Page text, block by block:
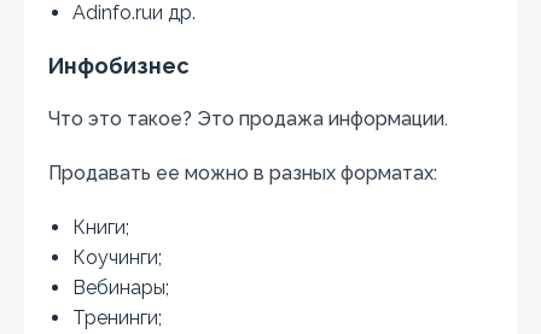
Adinfo.ruи др.
Инфобизнес
Что это такое? Это продажа информации.
Продавать ее можно в разных форматах:
Книги;
Коучинги;
Вебинары;
Тренинги;